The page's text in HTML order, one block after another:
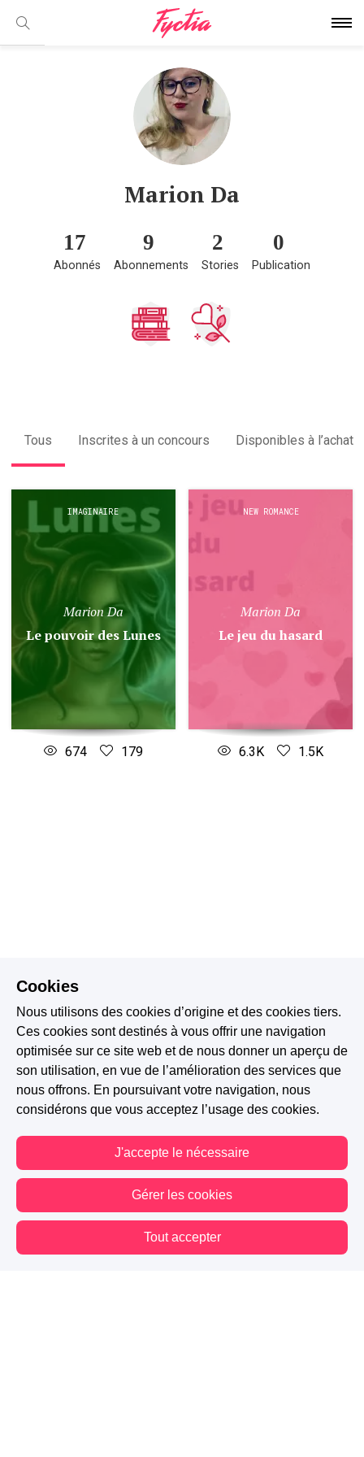
Marion Da
17
Abonnés
9
Abonnements
2
Stories
0
Publication
Tous Inscrites à un concours Disponibles à l’achat
IMAGINAIRE
Marion Da
Le pouvoir des Lunes
674 179
NEW ROMANCE
Marion Da
Le jeu du hasard
6.3K 1.5K
Cookies
Nous utilisons des cookies d’origine et des cookies tiers.
Ces cookies sont destinés à vous offrir une navigation
optimisée sur ce site web et de nous donner un aperçu de
son utilisation, en vue de l’amélioration des services que
nous offrons. En poursuivant votre navigation, nous
considérons que vous acceptez l’usage des cookies.
J'accepte le nécessaire
Gérer les cookies
Tout accepter